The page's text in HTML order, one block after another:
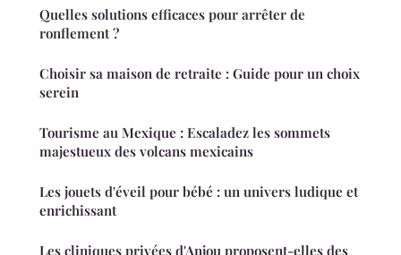
Quelles solutions efficaces pour arrêter de
ronflement ?
Choisir sa maison de retraite : Guide pour un choix
serein
Tourisme au Mexique : Escaladez les sommets
majestueux des volcans mexicains
Les jouets d'éveil pour bébé : un univers ludique et
enrichissant
Les cliniques privées d'Anjou proposent-elles des